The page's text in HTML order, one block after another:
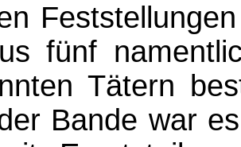
fünf
Tätern
Bande war